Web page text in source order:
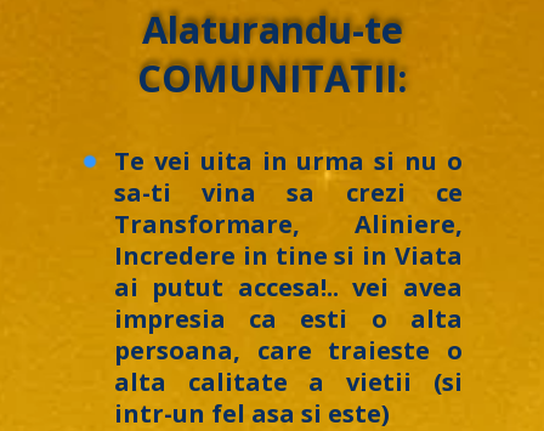
Te vei uita in urma si nu o
sa-ti vina sa crezi ce
Transformare, Aliniere,
Incredere in tine si in Viata
ai putut accesa!.. vei avea
impresia ca esti o alta
persoana, care traieste o
alta calitate a vietii (si
intr-un fel asa si este)
Alaturandu-te
COMUNITATII: